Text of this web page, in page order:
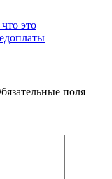
это
поля